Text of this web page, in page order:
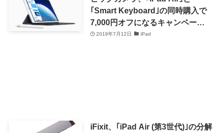
｢Smart Keyboard｣の同時購入で
7,000円オフになるキャンペーン
を開始
2019年7月12日 iPad
iFixit、｢iPad Air (第3世代)｣の分解